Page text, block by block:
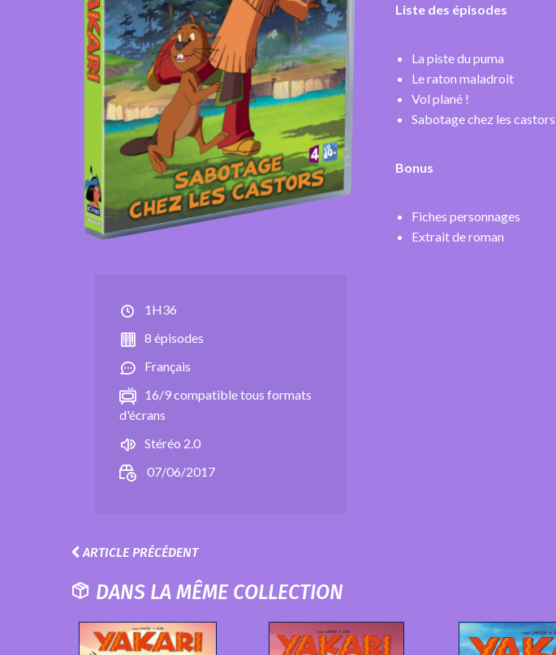
1H36
8 épisodes
Français
16/9 compatible tous formats
d'écrans
Stéréo 2.0
07/06/2017
Liste des épisodes
La piste du puma
Le raton maladroit
Vol plané !
Sabotage chez les castors
Bonus
Fiches personnages
Extrait de roman
ARTICLE PRÉCÉDENT
DANS LA MÊME COLLECTION